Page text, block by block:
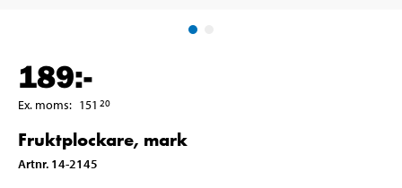
189:-
Ex. moms: 151 20
Fruktplockare, mark
Artnr. 14-2145